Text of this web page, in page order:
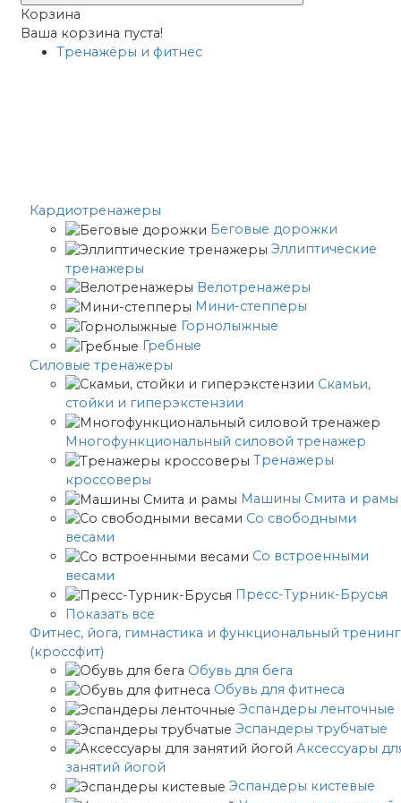
Корзина
Ваша корзина пуста!
Тренажёры и фитнес
Кардиотренажеры
Беговые дорожки
Эллиптические
тренажеры
Велотренажеры
Мини-степперы
Горнолыжные
Гребные
Cиловые тренажеры
Скамьи,
стойки и гиперэкстензии
Многофункциональный силовой тренажер
Тренажеры
кроссоверы
Машины Смита и рамы
Со свободными
весами
Со встроенными
весами
Пресс-Турник-Брусья
Показать все
Фитнес, йога, гимнастика и функциональный тренинг
(кроссфит)
Обувь для бега
Обувь для фитнеса
Эспандеры ленточные
Эспандеры трубчатые
Аксессуары
занятий йогой
Эспандеры кистевые